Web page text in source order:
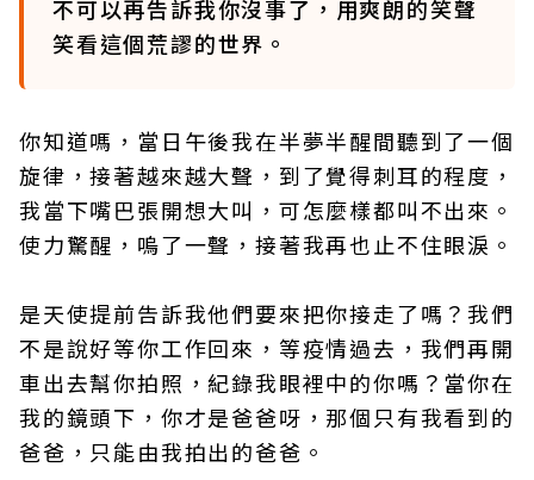
不可以再告訴我你沒事了，用爽朗的笑聲
笑看這個荒謬的世界。
你知道嗎，當日午後我在半夢半醒間聽到了一個
旋律，接著越來越大聲，到了覺得刺耳的程度，
我當下嘴巴張開想大叫，可怎麼樣都叫不出來。
使力驚醒，嗚了一聲，接著我再也止不住眼淚。
是天使提前告訴我他們要來把你接走了嗎？我們
不是說好等你工作回來，等疫情過去，我們再開
車出去幫你拍照，紀錄我眼裡中的你嗎？當你在
我的鏡頭下，你才是爸爸呀，那個只有我看到的
爸爸，只能由我拍出的爸爸。